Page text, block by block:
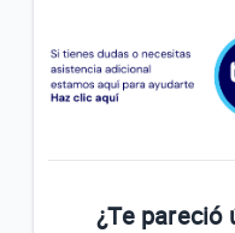
¿Te pareció